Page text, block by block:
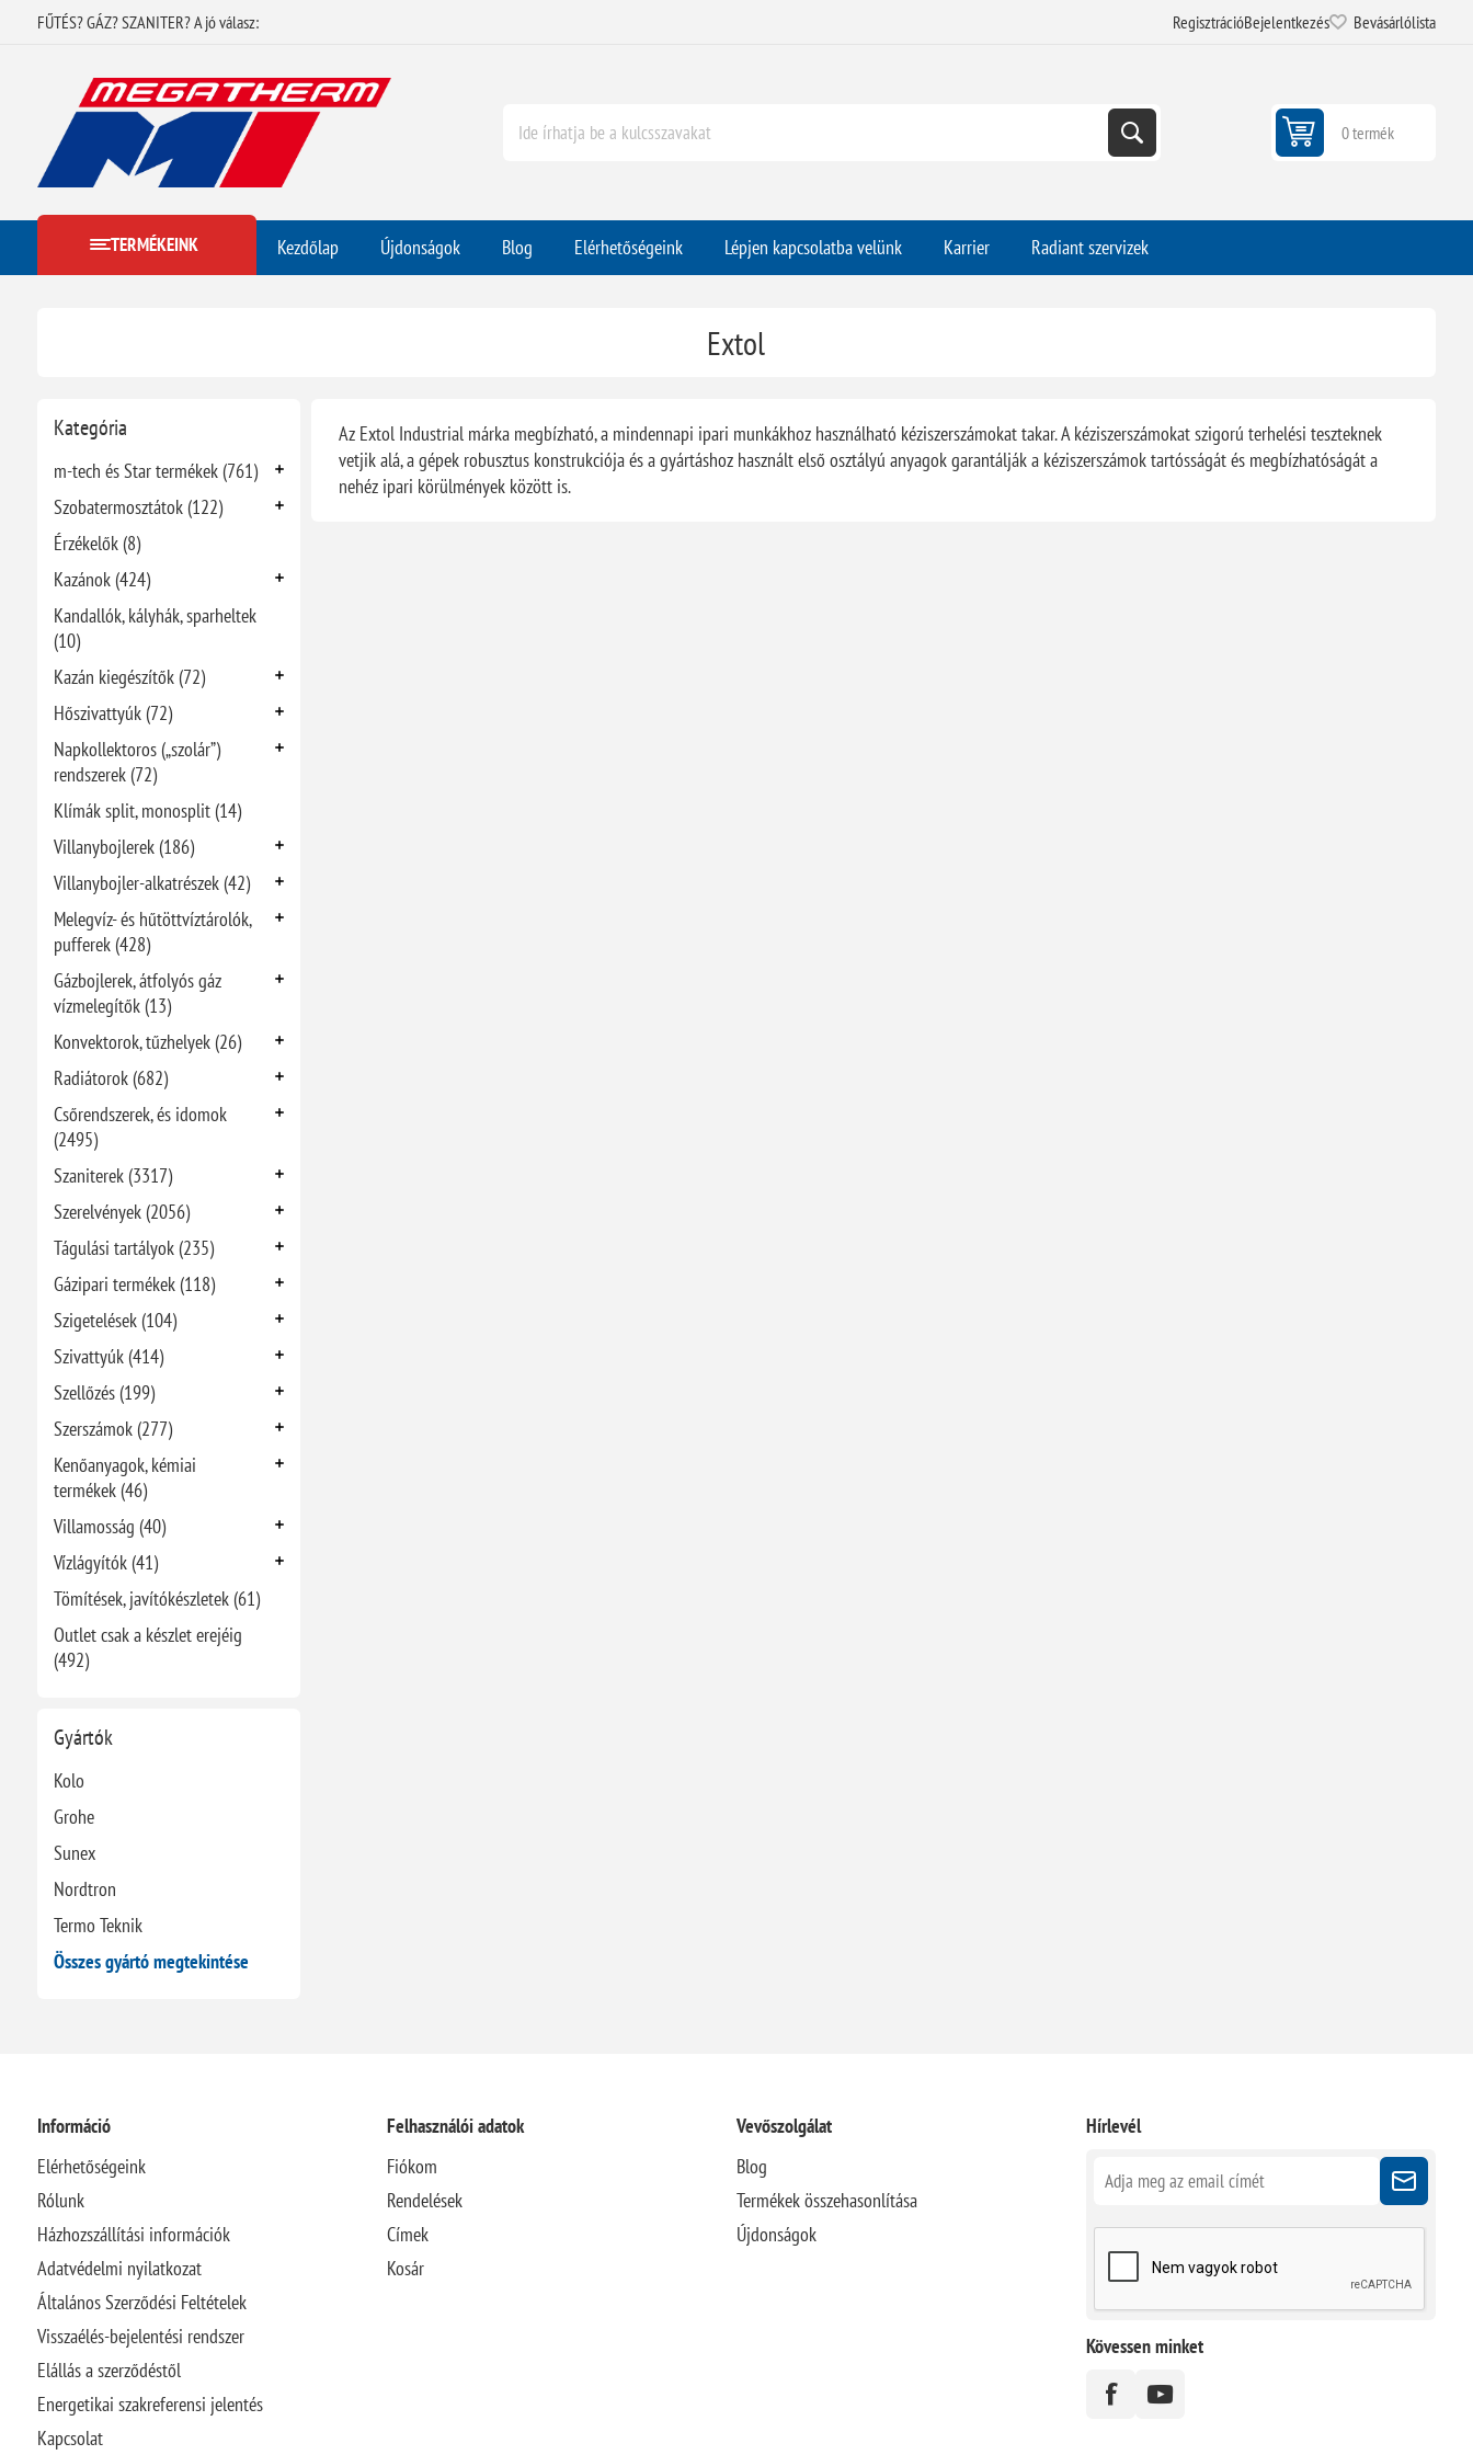
FŰTÉS? GÁZ? SZANITER? A jó válasz: RegisztrációBejelentkezés Bevásárlólista
0 termék
TERMÉKEINK Kezdőlap Újdonságok Blog Elérhetőségeink Lépjen kapcsolatba velünk Karrier Radiant szervizek
Kategória
m-tech és Star termékek (761)
Szobatermosztátok (122)
Érzékelők (8)
Kazánok (424)
Kandallók, kályhák, sparheltek
(10)
Kazán kiegészítők (72)
Hőszivattyúk (72)
Napkollektoros („szolár”)
rendszerek (72)
Klímák split, monosplit (14)
Villanybojlerek (186)
Villanybojler-alkatrészek (42)
Melegvíz- és hűtöttvíztárolók,
pufferek (428)
Gázbojlerek, átfolyós gáz
vízmelegítők (13)
Konvektorok, tűzhelyek (26)
Radiátorok (682)
Csőrendszerek, és idomok
(2495)
Szaniterek (3317)
Szerelvények (2056)
Tágulási tartályok (235)
Gázipari termékek (118)
Szigetelések (104)
Szivattyúk (414)
Szellőzés (199)
Szerszámok (277)
Kenőanyagok, kémiai
termékek (46)
Villamosság (40)
Vízlágyítók (41)
Tömítések, javítókészletek (61)
Outlet csak a készlet erejéig
(492)
Gyártók
Kolo
Grohe
Sunex
Nordtron
Termo Teknik
Összes gyártó megtekintése
Extol
Az Extol Industrial márka megbízható, a mindennapi ipari munkákhoz használható kéziszerszámokat takar. A kéziszerszámokat szigorú terhelési teszteknek
vetjik alá, a gépek robusztus konstrukciója és a gyártáshoz használt első osztályú anyagok garantálják a kéziszerszámok tartósságát és megbízhatóságát a
nehéz ipari körülmények között is.
Információ
Elérhetőségeink
Rólunk
Házhozszállítási információk
Adatvédelmi nyilatkozat
Általános Szerződési Feltételek
Visszaélés-bejelentési rendszer
Elállás a szerződéstől
Energetikai szakreferensi jelentés
Kapcsolat
Felhasználói adatok
Fiókom
Rendelések
Címek
Kosár
Vevőszolgálat
Blog
Termékek összehasonlítása
Újdonságok
Hírlevél
Kövessen minket